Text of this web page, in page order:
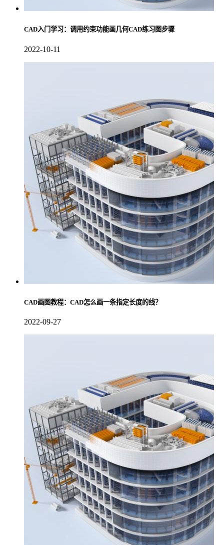
CAD入门学习：调用约束功能画几何CAD练习图步骤
2022-10-11
CAD画图教程：CAD怎么画一条指定长度的线？
2022-09-27